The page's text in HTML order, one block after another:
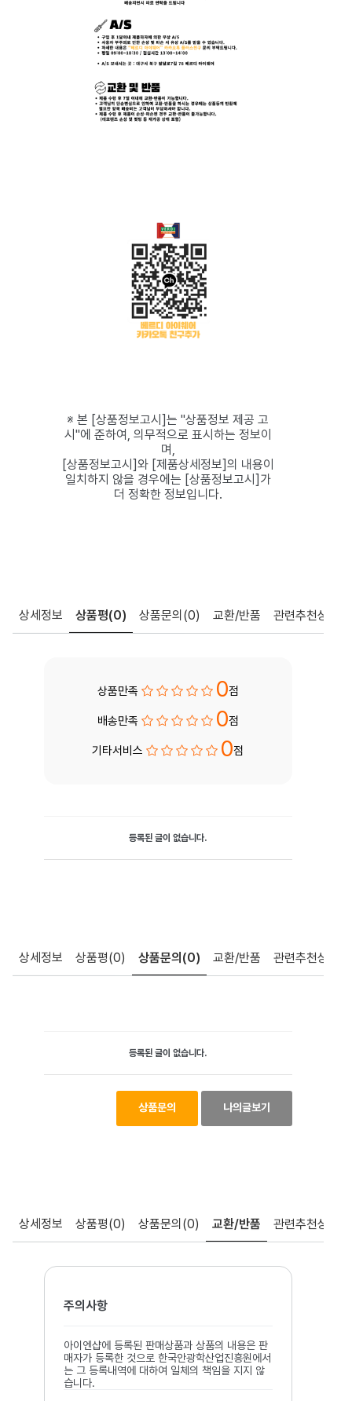
※ 본 [상품정보고시]는 "상품정보 제공 고
시"에 준하여, 의무적으로 표시하는 정보이
며,
[상품정보고시]와 [제품상세정보]의 내용이
일치하지 않을 경우에는 [상품정보고시]가
더 정확한 정보입니다.
상세정보 상품평(0) 상품문의 (0) 교환/반품 관련추천상품
상품만족 0점
배송만족 0점
기타서비스 0점
등록된 글이 없습니다.
상세정보 상품평(0) 상품문의 (0) 교환/반품 관련추천상품
등록된 글이 없습니다.
상품문의 나의글보기
상세정보 상품평(0) 상품문의 (0) 교환/반품 관련추천상품
주의사항
아이엔샵에 등록된 판매상품과 상품의 내용은 판
매자가 등록한 것으로 한국안광학산업진흥원에서
는 그 등록내역에 대하여 일체의 책임을 지지 않
습니다.